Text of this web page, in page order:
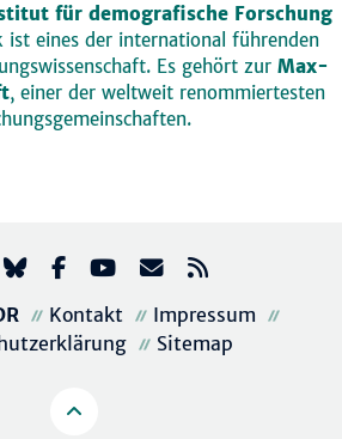
für demografische Forschung
eines der international führenden
Es gehört zur Max-
, einer der weltweit renommiertesten
Kontakt
Impressum
Sitemap